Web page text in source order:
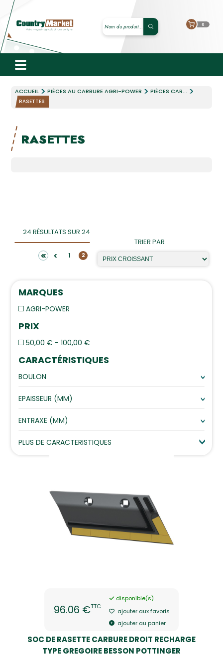
0
ACCUEIL PIÈCES AU CARBURE AGRI-POWER PIÈCES CAR...
RASETTES
RASETTES
TRIER PAR
24 RÉSULTATS SUR 24
<< < 1 2
MARQUES
AGRI-POWER
PRIX
50,00 € - 100,00 €
CARACTÉRISTIQUES
BOULON
EPAISSEUR (MM)
ENTRAXE (MM)
PLUS DE CARACTERISTIQUES
96.06 €TTC
disponible(s)
ajouter aux favoris
ajouter au panier
SOC DE RASETTE CARBURE DROIT RECHARGE
TYPE GREGOIRE BESSON POTTINGER